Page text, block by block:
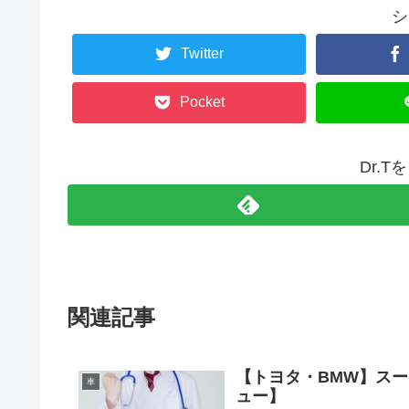
Twitter
Pocket
Dr.T
関連記事
車
【トヨタ・BMW】ス
ュー】